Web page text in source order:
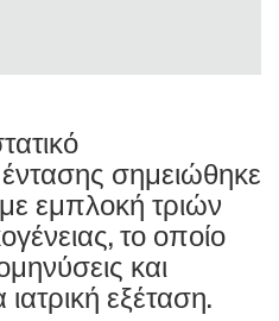
σημειώθηκε
εμπλοκή τριών
το οποίο
και
εξέταση.